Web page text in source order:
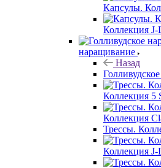
Капсулы.
Коллекция J-
наращивание
Назад
Коллекция 5
Коллекция
Трессы.
Коллекция J-